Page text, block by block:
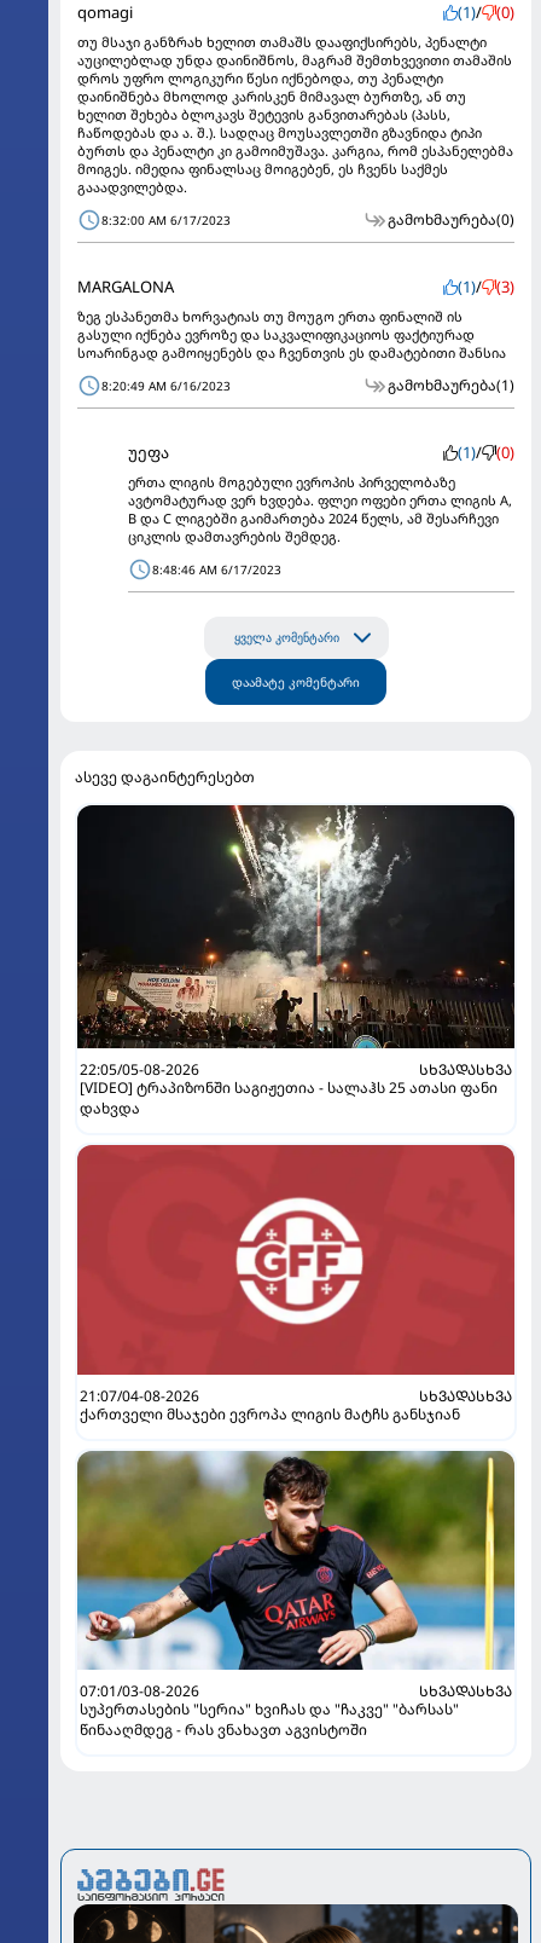
qomagi (1)/ (0)
თუ მსაჯი განზრახ ხელით თამაშს დააფიქსირებს, პენალტი
აუცილებლად უნდა დაინიშნოს, მაგრამ შემთხვევითი თამაშის
დროს უფრო ლოგიკური წესი იქნებოდა, თუ პენალტი
დაინიშნება მხოლოდ კარისკენ მიმავალ ბურთზე, ან თუ
ხელით შეხება ბლოკავს შეტევის განვითარებას (პასს,
ჩაწოდებას და ა. შ.). სადღაც მოუსავლეთში გზავნიდა ტიპი
ბურთს და პენალტი კი გამოიმუშავა. კარგია, რომ ესპანელებმა
მოიგეს. იმედია ფინალსაც მოიგებენ, ეს ჩვენს საქმეს
გააადვილებდა.
8:32:00 AM 6/17/2023 გამოხმაურება(0)
MARGALONA (1)/ (3)
ზეგ ესპანეთმა ხორვატიას თუ მოუგო ერთა ფინალიშ ის
გასული იქნება ევროზე და საკვალიფიკაციოს ფაქტიურად
სოარინგად გამოიყენებს და ჩვენთვის ეს დამატებითი შანსია
8:20:49 AM 6/16/2023 გამოხმაურება(1)
უეფა (1)/ (0)
ერთა ლიგის მოგებული ევროპის პირველობაზე
ავტომატურად ვერ ხვდება. ფლეი ოფები ერთა ლიგის A,
B და C ლიგებში გაიმართება 2024 წელს, ამ შესარჩევი
ციკლის დამთავრების შემდეგ.
8:48:46 AM 6/17/2023
ყველა კომენტარი
დაამატე კომენტარი
ასევე დაგაინტერესებთ
22:05/05-08-2026
ᲡᲮᲕᲐᲓᲐᲡᲮᲕᲐ
[VIDEO] ტრაპიზონში საგიჟეთია - სალაჰს 25 ათასი ფანი
დახვდა
21:07/04-08-2026
ᲡᲮᲕᲐᲓᲐᲡᲮᲕᲐ
ქართველი მსაჯები ევროპა ლიგის მატჩს განსჯიან
07:01/03-08-2026
ᲡᲮᲕᲐᲓᲐᲡᲮᲕᲐ
სუპერთასების "სერია" ხვიჩას და "ჩაკვე" "ბარსას"
წინააღმდეგ - რას ვნახავთ აგვისტოში